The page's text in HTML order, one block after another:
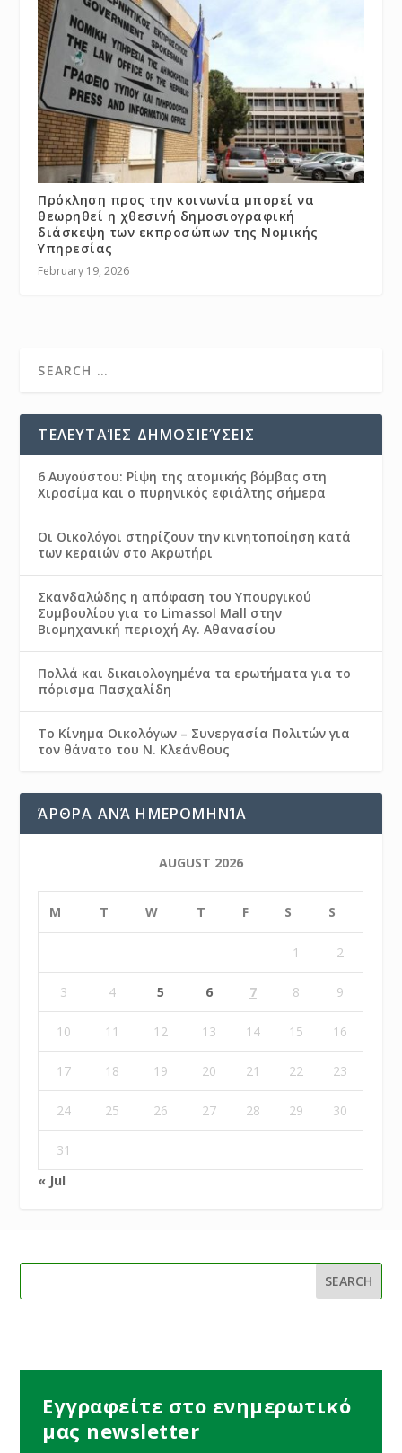
Πρόκληση προς την κοινωνία μπορεί να
θεωρηθεί η χθεσινή δημοσιογραφική
διάσκεψη των εκπροσώπων της Νομικής
Υπηρεσίας
February 19, 2026
ΤΕΛΕΥΤΑΊΕΣ ΔΗΜΟΣΙΕΎΣΕΙΣ
6 Αυγούστου: Ρίψη της ατομικής βόμβας στη
Χιροσίμα και ο πυρηνικός εφιάλτης σήμερα
Οι Οικολόγοι στηρίζουν την κινητοποίηση κατά
των κεραιών στο Ακρωτήρι
Σκανδαλώδης η απόφαση του Υπουργικού
Συμβουλίου για το Limassol Mall στην
Βιομηχανική περιοχή Αγ. Αθανασίου
Πολλά και δικαιολογημένα τα ερωτήματα για το
πόρισμα Πασχαλίδη
Το Κίνημα Οικολόγων – Συνεργασία Πολιτών για
τον θάνατο του Ν. Κλεάνθους
ΆΡΘΡΑ ΑΝΆ ΗΜΕΡΟΜΗΝΊΑ
AUGUST 2026
M T W T F S S
1 2
3 4 5 6 7 8 9
10 11 12 13 14 15 16
17 18 19 20 21 22 23
24 25 26 27 28 29 30
31
« Jul
Εγγραφείτε στο ενημερωτικό
μας newsletter